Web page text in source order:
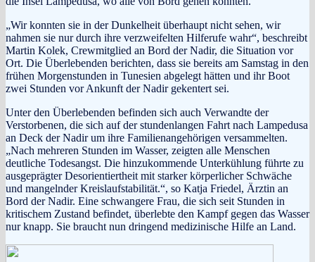
„Wir konnten sie in der Dunkelheit überhaupt nicht sehen, wir
nahmen sie nur durch ihre verzweifelten Hilferufe wahr“, beschreibt
Martin Kolek, Crewmitglied an Bord der Nadir, die Situation vor
Ort. Die Überlebenden berichten, dass sie bereits am Samstag in den
frühen Morgenstunden in Tunesien abgelegt hätten und ihr Boot
zwei Stunden vor Ankunft der Nadir gekentert sei.
Unter den Überlebenden befinden sich auch Verwandte der
Verstorbenen, die sich auf der stundenlangen Fahrt nach Lampedusa
an Deck der Nadir um ihre Familienangehörigen versammelten.
„Nach mehreren Stunden im Wasser, zeigten alle Menschen
deutliche Todesangst. Die hinzukommende Unterkühlung führte zu
ausgeprägter Desorientiertheit mit starker körperlicher Schwäche
und mangelnder Kreislaufstabilität.“, so Katja Friedel, Ärztin an
Bord der Nadir. Eine schwangere Frau, die sich seit Stunden in
kritischem Zustand befindet, überlebte den Kampf gegen das Wasser
nur knapp. Sie braucht nun dringend medizinische Hilfe an Land.